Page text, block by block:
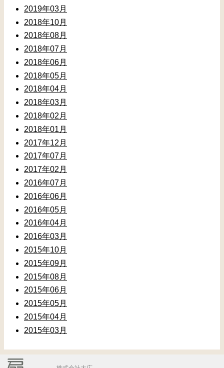
2019年03月
2018年10月
2018年08月
2018年07月
2018年06月
2018年05月
2018年04月
2018年03月
2018年02月
2018年01月
2017年12月
2017年07月
2017年02月
2016年07月
2016年06月
2016年05月
2016年04月
2016年03月
2015年10月
2015年09月
2015年08月
2015年06月
2015年05月
2015年04月
2015年03月